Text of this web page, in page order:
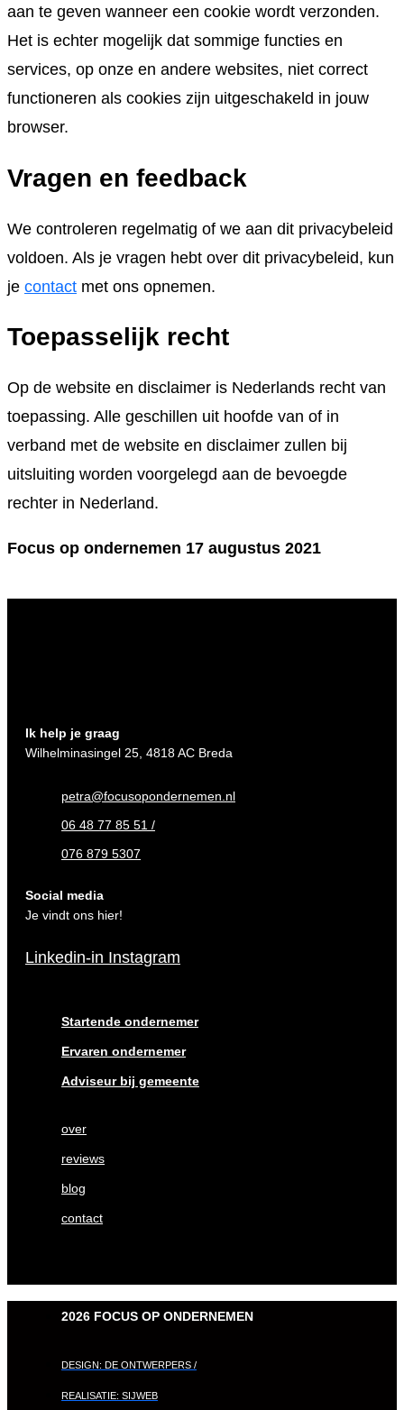
aan te geven wanneer een cookie wordt verzonden.
Het is echter mogelijk dat sommige functies en
services, op onze en andere websites, niet correct
functioneren als cookies zijn uitgeschakeld in jouw
browser.
Vragen en feedback
We controleren regelmatig of we aan dit privacybeleid
voldoen. Als je vragen hebt over dit privacybeleid, kun
je contact met ons opnemen.
Toepasselijk recht
Op de website en disclaimer is Nederlands recht van
toepassing. Alle geschillen uit hoofde van of in
verband met de website en disclaimer zullen bij
uitsluiting worden voorgelegd aan de bevoegde
rechter in Nederland.
Focus op ondernemen 17 augustus 2021
Ik help je graag
Wilhelminasingel 25, 4818 AC Breda
petra@focusopondernemen.nl
06 48 77 85 51 /
076 879 5307
Social media
Je vindt ons hier!
Linkedin-in Instagram
Startende ondernemer
Ervaren ondernemer
Adviseur bij gemeente
over
reviews
blog
contact
2026 FOCUS OP ONDERNEMEN
DESIGN: DE ONTWERPERS /
REALISATIE: SIJWEB